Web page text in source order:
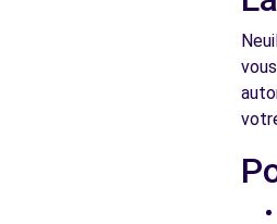
Free2move Rent - S&You -